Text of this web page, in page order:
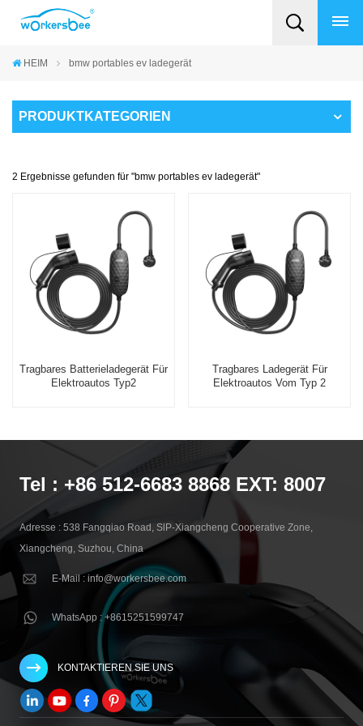
HEIM bmw portables ev ladegerät
PRODUKTKATEGORIEN
2 Ergebnisse gefunden für "bmw portables ev ladegerät"
Tragbares Batterieladegerät Für
Elektroautos Typ2
Tragbares Ladegerät Für
Elektroautos Vom Typ 2
Tel : +86 512-6683 8868 EXT: 8007
Adresse : 538 Fangqiao Road, SlP-Xiangcheng Cooperative Zone,
Xiangcheng, Suzhou, China
E-Mail : info@workersbee.com
WhatsApp : +8615251599747
KONTAKTIEREN SIE UNS